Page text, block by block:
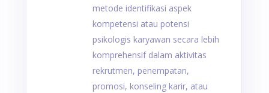
metode identifikasi aspek
kompetensi atau potensi
psikologis karyawan secara lebih
komprehensif dalam aktivitas
rekrutmen, penempatan,
promosi, konseling karir, atau